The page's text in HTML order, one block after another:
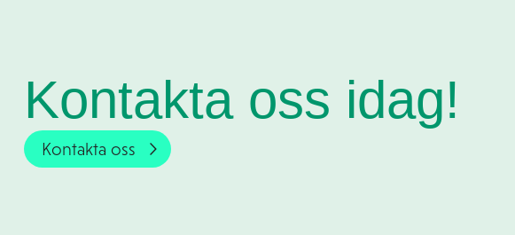
Kontakta oss idag!
Kontakta oss